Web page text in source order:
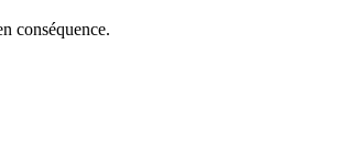
conséquence.